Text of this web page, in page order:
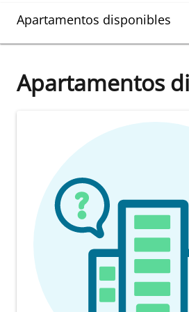
Apartamentos disponibles
Apartamentos